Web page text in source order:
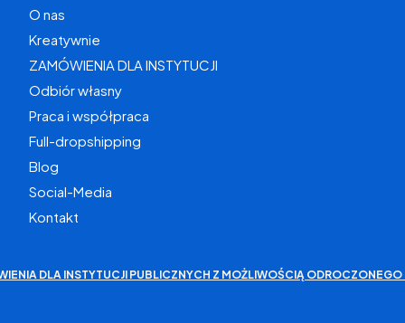
O nas
Kreatywnie
ZAMÓWIENIA DLA INSTYTUCJI
Odbiór własny
Praca i współpraca
Full-dropshipping
Blog
Social-Media
Kontakt
DLA INSTYTUCJI PUBLICZNYCH Z MOŻLIWOŚCIĄ ODROCZONEGO